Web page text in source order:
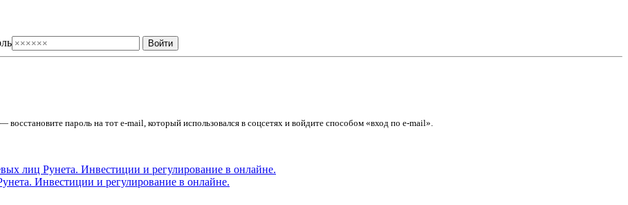
пароль на тот e-mail, который использовался в соцсетях и войдите способом «вход по e-mail».
Инвестиции и регулирование в онлайне.